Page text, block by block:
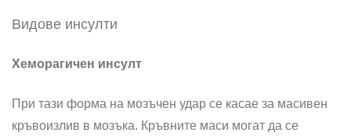
Видове инсулти
Хеморагичен инсулт
При тази форма на мозъчен удар се касае за масивен
кръвоизлив в мозъка. Кръвните маси могат да се